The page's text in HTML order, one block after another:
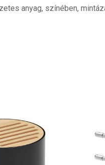
anyag, színében,